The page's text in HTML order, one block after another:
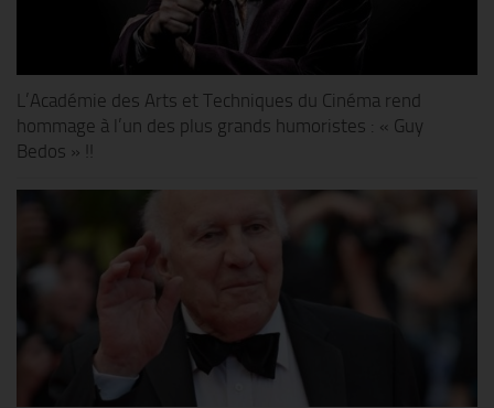
L’Académie des Arts et Techniques du Cinéma rend
hommage à l’un des plus grands humoristes : « Guy
Bedos » !!